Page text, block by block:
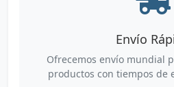
Envío
Ofrecemos envío mundial
productos con tiempos de